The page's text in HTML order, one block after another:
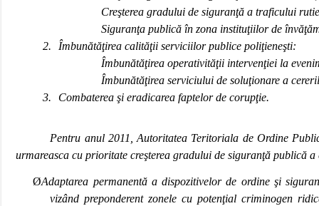
Creşterea gradului de siguranţă a traficului
Siguranţa publică în zona instituţiilor de
2.
Îmbunătăţirea calităţii serviciilor publice poliţieneşti:
Îmbunătăţirea operativităţii intervenţiei la
Îmbunătăţirea serviciului de soluţionare a
3.
Combaterea şi eradicarea faptelor de corupţie.
Pentru anul 2011, Autoritatea Teritoriala de Ordine
urmareasca cu prioritate creşterea gradului de siguranţă publică a
ØAdaptarea permanentă a dispozitivelor de ordine şi
vizând preponderent zonele cu potenţial criminogen